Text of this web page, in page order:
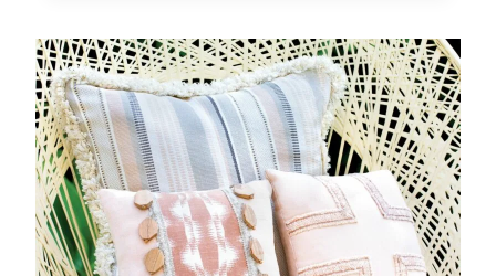
COMPLET
D’UN
TEXTILE
MYTHIQUE
DE
LA
DÉCORATION